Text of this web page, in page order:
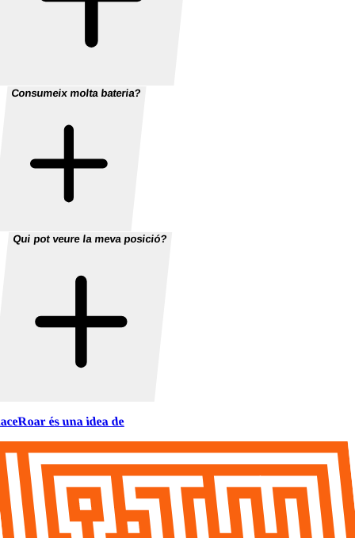
Consumeix molta bateria?
Qui pot veure la meva posició?
és una idea de